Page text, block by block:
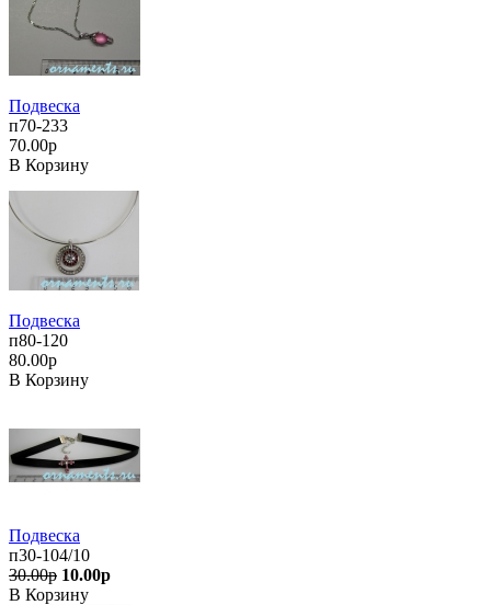
Подвеска
п70-233
70.00р
В Корзину
Подвеска
п80-120
80.00р
В Корзину
Подвеска
п30-104/10
30.00р 10.00р
В Корзину